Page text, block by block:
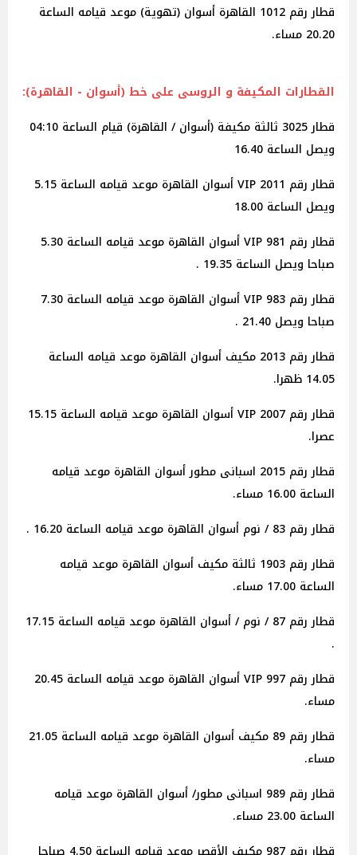
قطار رقم 1012 القاهرة أسوان (تهوية) موعد قيامه الساعة
20.20 مساء.
القطارات المكيفة و الروسى على خط (أسوان - القاهرة):
قطار 3025 ثالثة مكيفة (أسوان / القاهرة) قيام الساعة 04:10
ويصل الساعة 16.40
قطار رقم 2011 VIP أسوان القاهرة موعد قيامه الساعة 5.15
ويصل الساعة 18.00
قطار رقم 981 VIP أسوان القاهرة موعد قيامه الساعة 5.30
صباحا ويصل الساعة 19.35 .
قطار رقم 983 VIP أسوان القاهرة موعد قيامه الساعة 7.30
صباحا ويصل 21.40 .
قطار رقم 2013 مكيف أسوان القاهرة موعد قيامه الساعة
14.05 ظهرا.
قطار رقم 2007 VIP أسوان القاهرة موعد قيامه الساعة 15.15
عصرا.
قطار رقم 2015 اسبانى مطور أسوان القاهرة موعد قيامه
الساعة 16.00 مساء.
قطار رقم 83 / نوم أسوان القاهرة موعد قيامه الساعة 16.20 .
قطار رقم 1903 ثالثة مكيف أسوان القاهرة موعد قيامه
الساعة 17.00 مساء.
قطار رقم 87 / نوم / أسوان القاهرة موعد قيامه الساعة 17.15
.
قطار رقم 997 VIP أسوان القاهرة موعد قيامه الساعة 20.45
مساء.
قطار رقم 89 مكيف أسوان القاهرة موعد قيامه الساعة 21.05
مساء.
قطار رقم 989 اسبانى مطور/ أسوان القاهرة موعد قيامه
الساعة 23.00 مساء.